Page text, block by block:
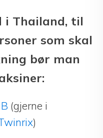
i Thailand, til
som skal
bør man
(gjerne i
)